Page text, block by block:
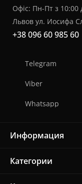
Офіс: Пн-Пт з 10:00
Львов ул. Иосифа
+38 096 60 985 60
Telegram
Viber
Whatsapp
Информация
Категории